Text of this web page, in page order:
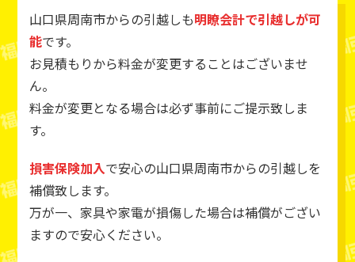
山口県周南市からの引越しも明瞭会計で引越しが可
能です。
お見積もりから料金が変更することはございませ
ん。
料金が変更となる場合は必ず事前にご提示致しま
す。
損害保険加入で安心の山口県周南市からの引越しを
補償致します。
万が一、家具や家電が損傷した場合は補償がござい
ますので安心ください。